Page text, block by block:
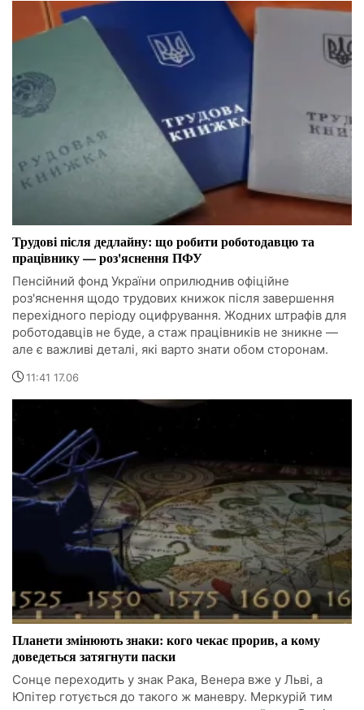
Трудові після дедлайну: що робити роботодавцю та
працівнику — роз'яснення ПФУ
Пенсійний фонд України оприлюднив офіційне
роз'яснення щодо трудових книжок після завершення
перехідного періоду оцифрування. Жодних штрафів для
роботодавців не буде, а стаж працівників не зникне —
але є важливі деталі, які варто знати обом сторонам.
11:41 17.06
Планети змінюють знаки: кого чекає прорив, а кому
доведеться затягнути паски
Сонце переходить у знак Рака, Венера вже у Льві, а
Юпітер готується до такого ж маневру. Меркурій тим